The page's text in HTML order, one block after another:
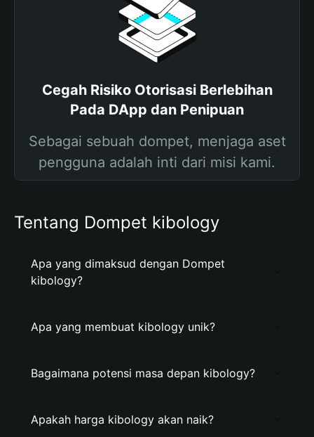
Cegah Risiko Otorisasi Berlebihan
Pada DApp dan Penipuan
Sebagai sebuah dompet, menjaga aset
pengguna adalah inti dari misi kami.
Tentang Dompet kibology
Apa yang dimaksud dengan Dompet
kibology?
Apa yang membuat kibology unik?
Bagaimana potensi masa depan kibology?
Apakah harga kibology akan naik?